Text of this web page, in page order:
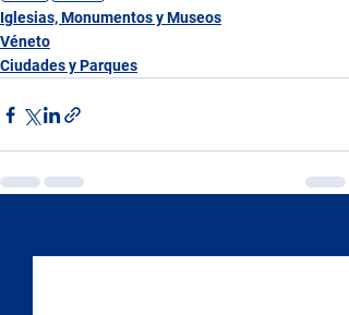
Iglesias, Monumentos y Museos
Véneto
Ciudades y Parques